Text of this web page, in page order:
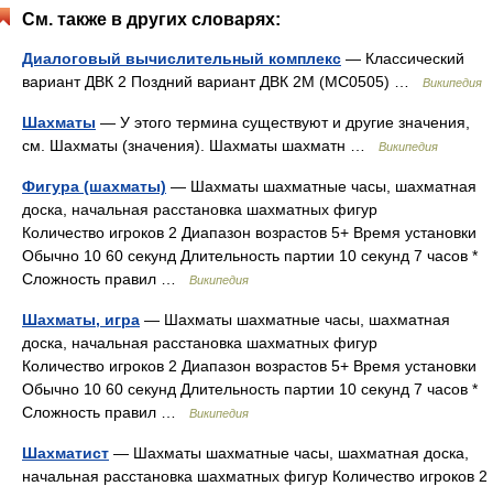
См. также в других словарях:
Диалоговый вычислительный комплекс — Классический
вариант ДВК 2 Поздний вариант ДВК 2М (МС0505) …
Википедия
Шахматы — У этого термина существуют и другие значения,
см. Шахматы (значения). Шахматы шахматн …
Википедия
Фигура (шахматы) — Шахматы шахматные часы, шахматная
доска, начальная расстановка шахматных фигур
Количество игроков 2 Диапазон возрастов 5+ Время установки
Обычно 10 60 секунд Длительность партии 10 секунд 7 часов *
Сложность правил …
Википедия
Шахматы, игра — Шахматы шахматные часы, шахматная
доска, начальная расстановка шахматных фигур
Количество игроков 2 Диапазон возрастов 5+ Время установки
Обычно 10 60 секунд Длительность партии 10 секунд 7 часов *
Сложность правил …
Википедия
Шахматист — Шахматы шахматные часы, шахматная доска,
начальная расстановка шахматных фигур Количество игроков 2